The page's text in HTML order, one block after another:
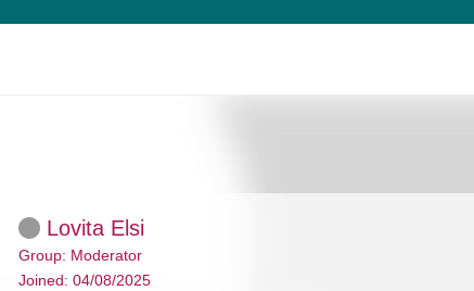
Lovita Elsi
Group: Moderator
Joined: 04/08/2025